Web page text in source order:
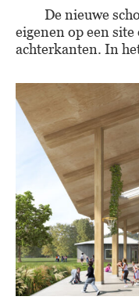
De nieuwe
eigenen op een
achterkanten. In